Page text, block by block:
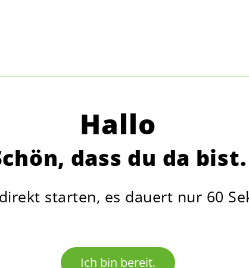
Hallo
dass du da bist.
starten, es dauert nur 60
Ich bin bereit.